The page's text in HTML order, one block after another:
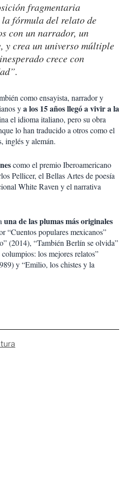
fragmentaria
la fórmula del relato de
con un narrador, un
y crea un universo múltiple
crece con
como ensayista, narrador y
ya los 15 años llegó a vivir a la
el idioma italiano, pero su obra
lo han traducido a otros como el
inglés y alemán.
como el premio Iberoamericano
Pellicer, el Bellas Artes de poesía
White Raven y el narrativa
una de las plumas más originales
“Cuentos populares mexicanos”
(2014), “También Berlín se olvida”
los mejores relatos”
y “Emilio, los chistes y la